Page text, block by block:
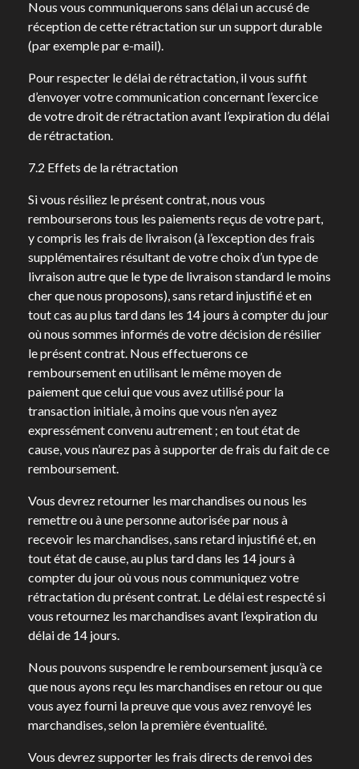
Nous vous communiquerons sans délai un accusé de
réception de cette rétractation sur un support durable
(par exemple par e-mail).
Pour respecter le délai de rétractation, il vous suffit
d’envoyer votre communication concernant l’exercice
de votre droit de rétractation avant l’expiration du délai
de rétractation.
7.2 Effets de la rétractation
Si vous résiliez le présent contrat, nous vous
rembourserons tous les paiements reçus de votre part,
y compris les frais de livraison (à l’exception des frais
supplémentaires résultant de votre choix d’un type de
livraison autre que le type de livraison standard le moins
cher que nous proposons), sans retard injustifié et en
tout cas au plus tard dans les 14 jours à compter du jour
où nous sommes informés de votre décision de résilier
le présent contrat. Nous effectuerons ce
remboursement en utilisant le même moyen de
paiement que celui que vous avez utilisé pour la
transaction initiale, à moins que vous n’en ayez
expressément convenu autrement ; en tout état de
cause, vous n’aurez pas à supporter de frais du fait de ce
remboursement.
Vous devrez retourner les marchandises ou nous les
remettre ou à une personne autorisée par nous à
recevoir les marchandises, sans retard injustifié et, en
tout état de cause, au plus tard dans les 14 jours à
compter du jour où vous nous communiquez votre
rétractation du présent contrat. Le délai est respecté si
vous retournez les marchandises avant l’expiration du
délai de 14 jours.
Nous pouvons suspendre le remboursement jusqu’à ce
que nous ayons reçu les marchandises en retour ou que
vous ayez fourni la preuve que vous avez renvoyé les
marchandises, selon la première éventualité.
Vous devrez supporter les frais directs de renvoi des